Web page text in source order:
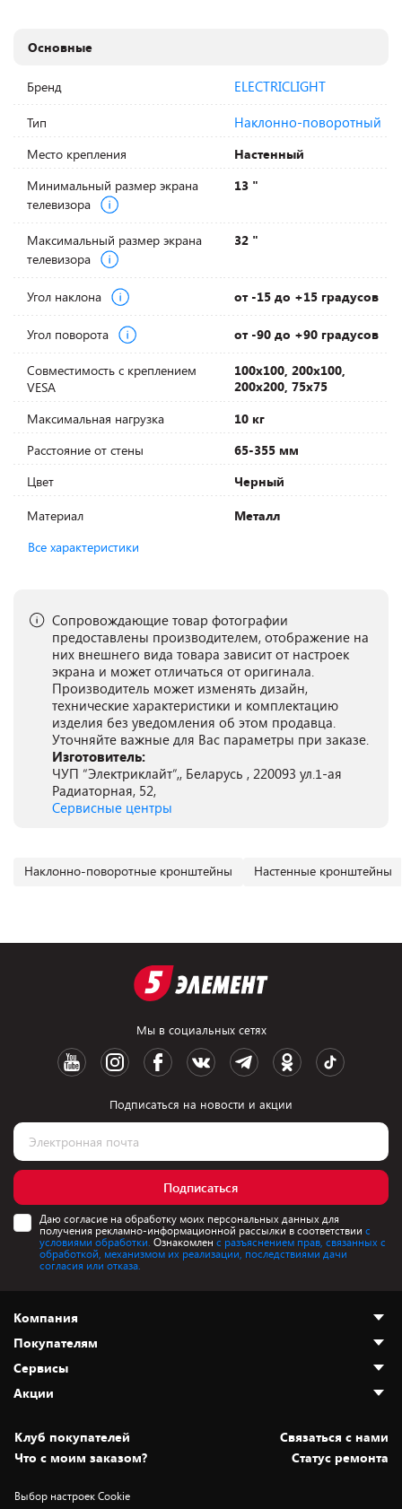
Основные
Бренд ELECTRICLIGHT
Тип Наклонно-поворотный
Место крепления
Настенный
Минимальный размер экрана
телевизора
13 "
Максимальный размер экрана
телевизора
32 "
Угол наклона от -15 до +15 градусов
Угол поворота от -90 до +90 градусов
Совместимость с креплением
VESA
100х100, 200х100,
200х200, 75х75
Максимальная нагрузка
10 кг
Расстояние от стены
65-355 мм
Цвет
Черный
Материал
Металл
Все характеристики
Сопровождающие товар фотографии
предоставлены производителем, отображение на
них внешнего вида товара зависит от настроек
экрана и может отличаться от оригинала.
Производитель может изменять дизайн,
технические характеристики и комплектацию
изделия без уведомления об этом продавца.
Уточняйте важные для Вас параметры при заказе.
Изготовитель:
ЧУП “Электриклайт”,, Беларусь , 220093 ул.1-ая
Радиаторная, 52,
Сервисные центры
Наклонно-поворотные кронштейны Настенные кронштейны
Мы в социальных сетях
Подписаться на новости и акции
Подписаться
Даю согласие на обработку моих персональных данных для
получения рекламно-информационной рассылки в соответствии с
условиями обработки. Ознакомлен с разъяснением прав, связанных с
обработкой, механизмом их реализации, последствиями дачи
согласия или отказа.
Компания
О нас
Адреса магазинов
Новости
Статьи и обзоры
Вакансии
Дай пять добру!
Покупателям
Как сделать заказ
Оплата и доставка
Безналичный расчёт
Обмен и возврат товара
Обработка персональных данных
Сервисы
Установка техники
Для игровых консолей
Для мобильных устройств
Акции
Скидки и промокоды
Белорусские товары
Бонусы
Клуб покупателей
Cвязаться с нами
Что с моим заказом?
Статус ремонта
Выбор настроек Cookie